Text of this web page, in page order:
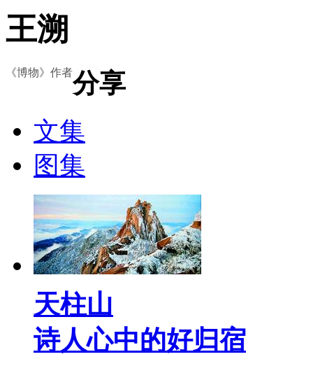
王溯
《博物》作者分享
文集
图集
天柱山
诗人心中的好归宿